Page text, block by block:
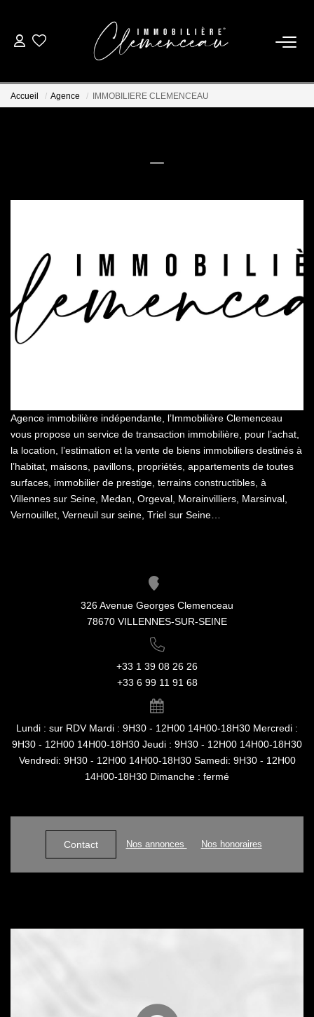
ESTIMATION
NOTRE AGENCE
Notre Agence
Accueil Agence IMMOBILIERE CLEMENCEAU
326 Avenue Georges Clemenceau
78670 VILLENNES-SUR-SEINE
+33 1 39 08 26 26
+33 6 99 11 91 68
Lundi : sur RDV Mardi : 9H30 - 12H00 14H00-18H30 Mercredi :
9H30 - 12H00 14H00-18H30 Jeudi : 9H30 - 12H00 14H00-18H30
Vendredi: 9H30 - 12H00 14H00-18H30 Samedi: 9H30 - 12H00
14H00-18H30 Dimanche : fermé
Contact Nos annonces Nos honoraires
Agence immobilière indépendante, l’Immobilière Clemenceau
vous propose un service de transaction immobilière, pour l’achat,
la location, l’estimation et la vente de biens immobiliers destinés à
l’habitat, maisons, pavillons, propriétés, appartements de toutes
surfaces, immobilier de prestige, terrains constructibles, à
Villennes sur Seine, Medan, Orgeval, Morainvilliers, Marsinval,
Vernouillet, Verneuil sur seine, Triel sur Seine…